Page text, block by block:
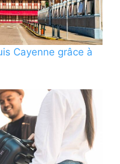
Cayenne grâce à